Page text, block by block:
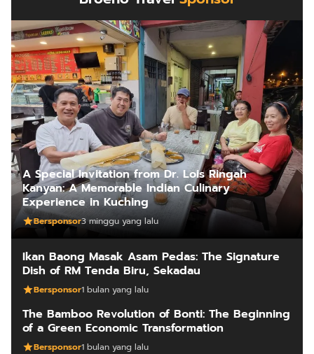
A Special Invitation from Dr. Lois Ringah
Kanyan: A Memorable Indian Culinary
Experience in Kuching
Bersponsor3 minggu yang lalu
Ikan Baong Masak Asam Pedas: The Signature
Dish of RM Tenda Biru, Sekadau
Bersponsor1 bulan yang lalu
The Bamboo Revolution of Bonti: The Beginning
of a Green Economic Transformation
Bersponsor1 bulan yang lalu